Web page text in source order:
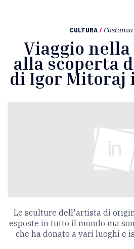
CULTURA /
Viaggio nella
alla scoperta
di Igor Mitoraj
Le sculture dell'artista di
esposte in tutto il mondo ma
che ha donato a vari luoghi e